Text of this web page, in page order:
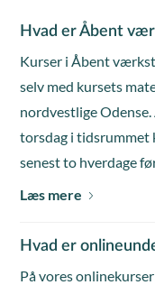
Hvad er Åbent
Kurser i Åbent
selv med kursets
nordvestlige
torsdag i tidsrummet
senest to hverdage
Læs mere
Hvad er
På vores